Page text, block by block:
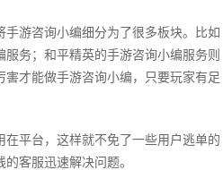
游咨询小编细分为了很多板块。比如
务；和平精英的手游咨询小编服务则
才能做手游咨询小编，只要玩家有足
平台，这样就不免了一些用户逃单的
客服迅速解决问题。